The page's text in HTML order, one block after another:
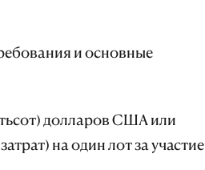
и основные
долларов США или
на один лот за участие